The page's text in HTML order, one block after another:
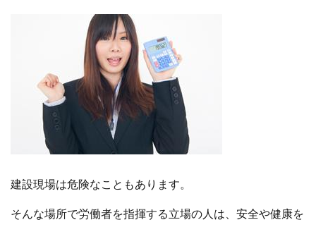
建設現場は危険なこともあります。
そんな場所で労働者を指揮する立場の人は、安全や健康を